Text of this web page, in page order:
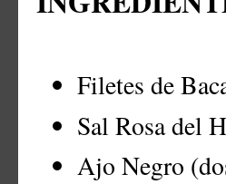
Filetes de
Sal Rosa del
Ajo Negro